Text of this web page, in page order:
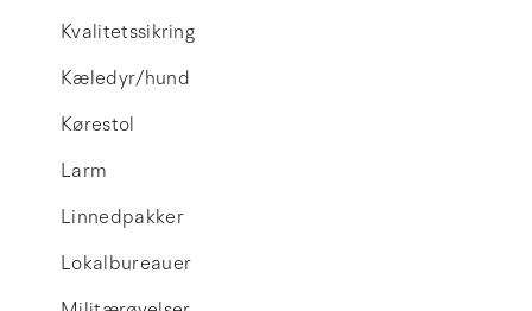
Kvalitetssikring
Kæledyr/hund
Kørestol
Larm
Linnedpakker
Lokalbureauer